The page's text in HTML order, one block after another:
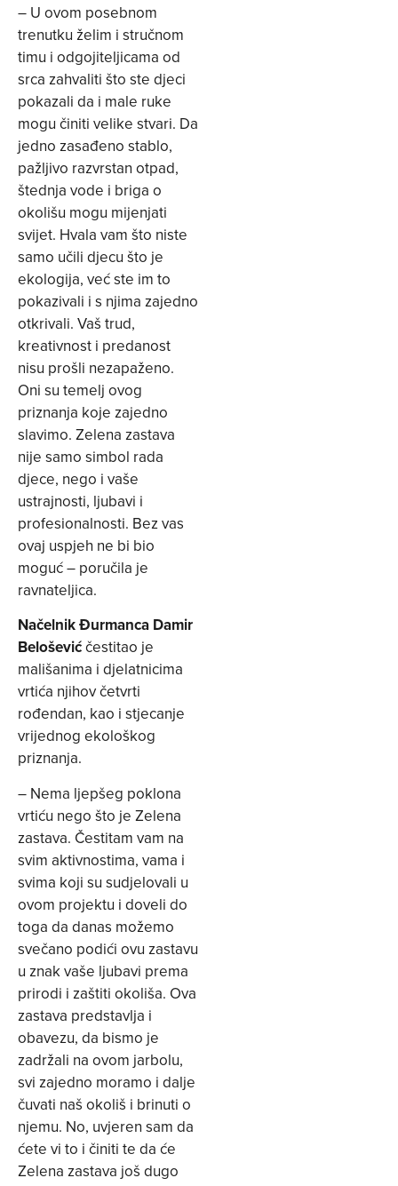
– U ovom posebnom
trenutku želim i stručnom
timu i odgojiteljicama od
srca zahvaliti što ste djeci
pokazali da i male ruke
mogu činiti velike stvari. Da
jedno zasađeno stablo,
pažljivo razvrstan otpad,
štednja vode i briga o
okolišu mogu mijenjati
svijet. Hvala vam što niste
samo učili djecu što je
ekologija, već ste im to
pokazivali i s njima zajedno
otkrivali. Vaš trud,
kreativnost i predanost
nisu prošli nezapaženo.
Oni su temelj ovog
priznanja koje zajedno
slavimo. Zelena zastava
nije samo simbol rada
djece, nego i vaše
ustrajnosti, ljubavi i
profesionalnosti. Bez vas
ovaj uspjeh ne bi bio
moguć – poručila je
ravnateljica.
Načelnik Đurmanca Damir
Beloševićčestitao je
mališanima i djelatnicima
vrtića njihov četvrti
rođendan, kao i stjecanje
vrijednog ekološkog
priznanja.
– Nema ljepšeg poklona
vrtiću nego što je Zelena
zastava. Čestitam vam na
svim aktivnostima, vama i
svima koji su sudjelovali u
ovom projektu i doveli do
toga da danas možemo
svečano podići ovu zastavu
u znak vaše ljubavi prema
prirodi i zaštiti okoliša. Ova
zastava predstavlja i
obavezu, da bismo je
zadržali na ovom jarbolu,
svi zajedno moramo i dalje
čuvati naš okoliš i brinuti o
njemu. No, uvjeren sam da
ćete vi to i činiti te da će
Zelena zastava još dugo